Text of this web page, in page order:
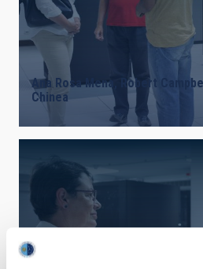
Ana Rosa Mena, Robert
Chinea